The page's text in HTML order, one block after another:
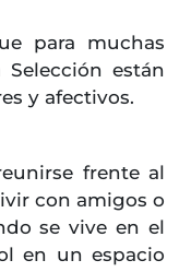
para muchas
están
y afectivos.
frente al
con amigos o
se vive en el
en un espacio